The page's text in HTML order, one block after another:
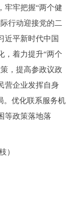
РУССКИЙ ЯЗЫК
回到顶部
牢牢把握“两个健
行动迎接党的二
近平新时代中国
，着力提升“两个
，提高参政议政
营企业发挥自身
。优化联系服务机
等政策落地落
）